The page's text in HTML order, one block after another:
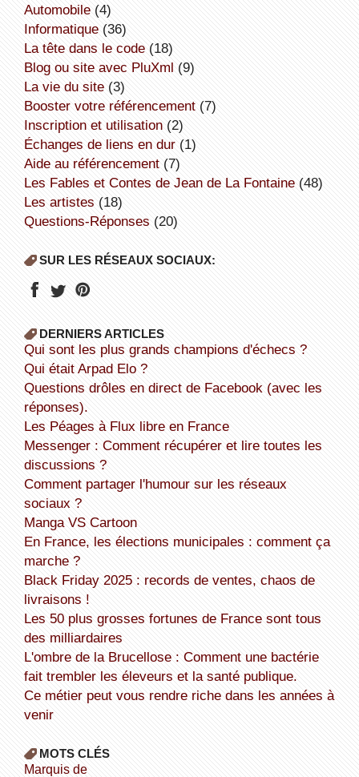
Automobile(4)
informatique(36)
la tête dans le code(18)
Blog ou site avec PluXml (9)
la vie du site(3)
booster votre référencement(7)
inscription et utilisation(2)
échanges de liens en dur(1)
aide au référencement(7)
Les Fables et Contes de Jean de La Fontaine(48)
Les artistes (18)
Questions-Réponses (20)
SUR LES RÉSEAUX SOCIAUX:
DERNIERS ARTICLES
Qui sont les plus grands champions d'échecs ?
Qui était Arpad Elo ?
Questions drôles en direct de Facebook (avec les
réponses).
Les Péages à Flux libre en France
Messenger : Comment récupérer et lire toutes les
discussions ?
Comment partager l'humour sur les réseaux
sociaux ?
Manga VS Cartoon
En France, les élections municipales : comment ça
marche ?
Black Friday 2025 : records de ventes, chaos de
livraisons !
Les 50 plus grosses fortunes de France sont tous
des milliardaires
L'ombre de la Brucellose : Comment une bactérie
fait trembler les éleveurs et la santé publique.
Ce métier peut vous rendre riche dans les années à
venir
MOTS CLÉS
Marquis de